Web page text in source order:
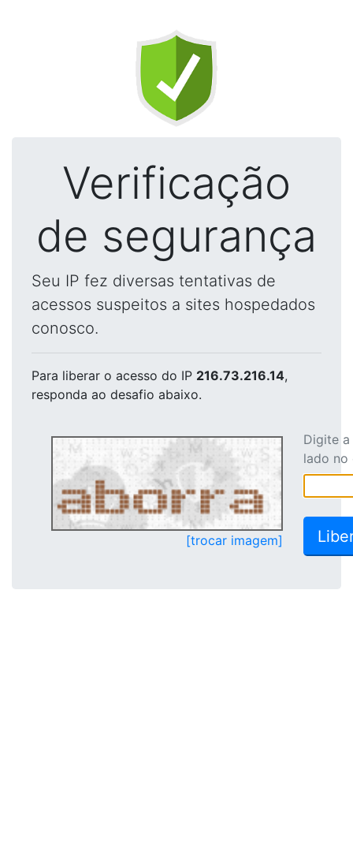
Verificação
de segurança
Seu IP fez diversas tentativas de
acessos suspeitos a sites hospedados
conosco.
Para liberar o acesso do IP 216.73.216.14,
responda ao desafio abaixo.
[trocar imagem]
Digite
lado no